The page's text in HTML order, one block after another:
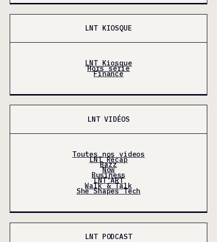
LNT KIOSQUE
LNT Kiosque
Hors série
Finance
LNT VIDÉOS
Toutes nos videos
LNT Récap
Bazz
Now
Business
LNT'ART
Walk & Talk
She Shapes Tech
LNT PODCAST